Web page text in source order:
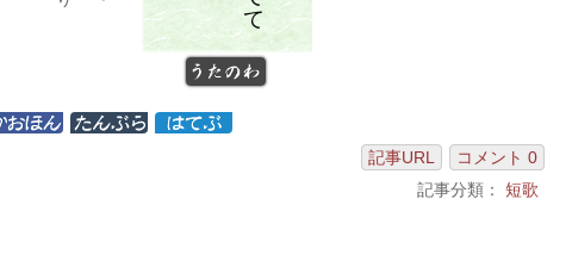
て
うたのわ
記事URL
コメント 0
記事分類： 短歌